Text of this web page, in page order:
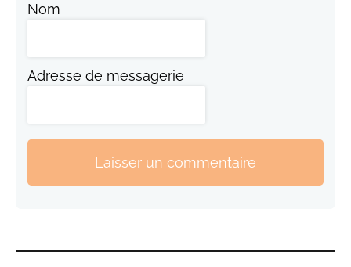
Nom
Adresse de messagerie
Laisser un commentaire